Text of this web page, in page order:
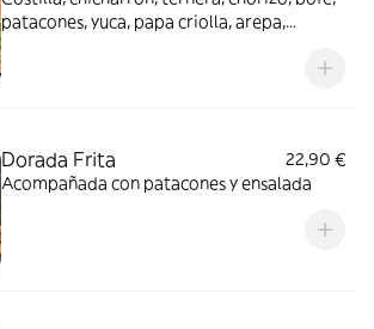
patacones, yuca, papa criolla, arepa,
Dorada Frita
22,90 €
Acompañada con patacones y ensalada